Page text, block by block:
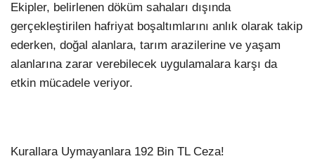
Ekipler, belirlenen döküm sahaları dışında
gerçekleştirilen hafriyat boşaltımlarını anlık olarak takip
ederken, doğal alanlara, tarım arazilerine ve yaşam
alanlarına zarar verebilecek uygulamalara karşı da
etkin mücadele veriyor.
Kurallara Uymayanlara 192 Bin TL Ceza!